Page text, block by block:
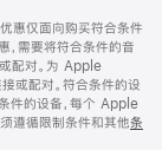
惠仅面向购买符合条件
需要将符合条件的音
配对。为 Apple
或配对。符合条件的设
件的设备，每个 Apple
遵循限制条件和其他条